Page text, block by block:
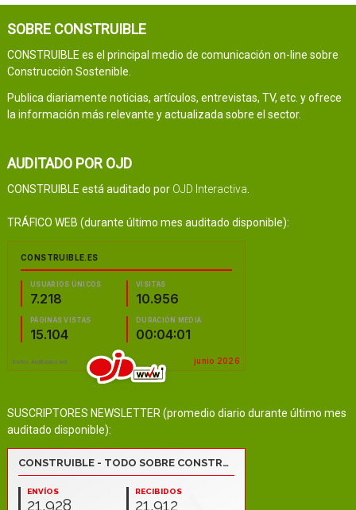
SOBRE CONSTRUIBLE
CONSTRUIBLE es el principal medio de comunicación on-line sobre
Construcción Sostenible.
Publica diariamente noticias, artículos, entrevistas, TV, etc. y ofrece
la información más relevante y actualizada sobre el sector.
AUDITADO POR OJD
CONSTRUIBLE está auditado por OJD Interactiva
TRÁFICO WEB (durante último mes auditado disponible):
SUSCRIPTORES NEWSLETTER (promedio diario durante último mes
auditado disponible):